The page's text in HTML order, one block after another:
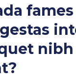
nibh
?